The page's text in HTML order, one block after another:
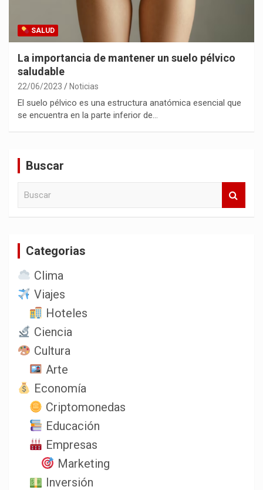
SALUD
La importancia de mantener un suelo pélvico
saludable
22/06/2023 Noticias
El suelo pélvico es una estructura anatómica esencial que
se encuentra en la parte inferior de…
Buscar
Categorias
Clima
Viajes
Hoteles
Ciencia
Cultura
Arte
Economía
Criptomonedas
Educación
Empresas
Marketing
Inversión